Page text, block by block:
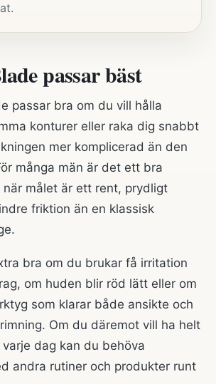
passar bäst
passar bra om du vill hålla
konturer eller raka dig snabbt
mer komplicerad än den
många män är det ett bra
målet är ett rent, prydligt
friktion än en klassisk
bra om du brukar få irritation
om huden blir röd lätt eller om
som klarar både ansikte och
Om du däremot vill ha helt
dag kan du behöva
andra rutiner och produkter runt